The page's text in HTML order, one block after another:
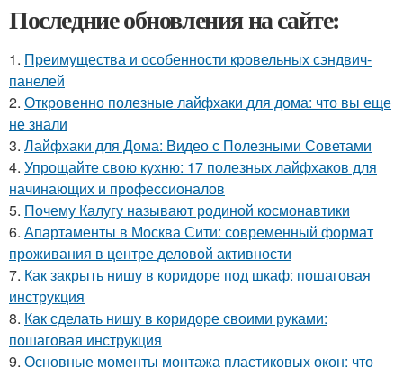
Последние обновления на сайте:
1. Преимущества и особенности кровельных сэндвич-
панелей
2. Откровенно полезные лайфхаки для дома: что вы еще
не знали
3. Лайфхаки для Дома: Видео с Полезными Советами
4. Упрощайте свою кухню: 17 полезных лайфхаков для
начинающих и профессионалов
5. Почему Калугу называют родиной космонавтики
6. Апартаменты в Москва Сити: современный формат
проживания в центре деловой активности
7. Как закрыть нишу в коридоре под шкаф: пошаговая
инструкция
8. Как сделать нишу в коридоре своими руками:
пошаговая инструкция
9. Основные моменты монтажа пластиковых окон: что